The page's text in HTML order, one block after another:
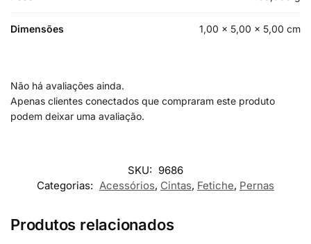
Dimensões 1,00 × 5,00 × 5,00 cm
Não há avaliações ainda.
Apenas clientes conectados que compraram este produto
podem deixar uma avaliação.
SKU: 9686
Categorias: Acessórios, Cintas, Fetiche, Pernas
Produtos relacionados